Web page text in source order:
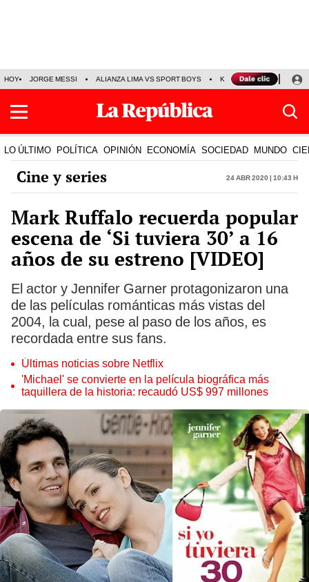
HOY JORGE MESSI ALIANZA LIMA VS SPORT BOYS KENJI FUJIMORI
LO ÚLTIMO POLÍTICA OPINIÓN ECONOMÍA SOCIEDAD MUNDO
Cine y series 24 Abr 2020 | 10:43 h
Mark Ruffalo recuerda popular
escena de ‘Si tuviera 30’ a 16
años de su estreno [VIDEO]
El actor y Jennifer Garner protagonizaron una
de las películas románticas más vistas del
2004, la cual, pese al paso de los años, es
recordada entre sus fans.
Últimas noticias sobre Netflix
'Michael' se convierte en la película biográfica más
taquillera de la historia: recaudó US$ 997 millones